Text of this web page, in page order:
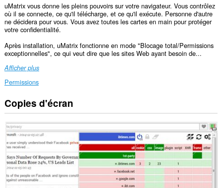
uMatrix vous donne les pleins pouvoirs sur votre navigateur. Vous contrôlez
où il se connecte, ce qu'il télécharge, et ce qu'il exécute. Personne d'autre
ne décidera pour vous. Vous avez toutes les cartes en main pour protéger
votre confidentialité.
Après installation, uMatrix fonctionne en mode "Blocage total/Permissions
exceptionnelles", ce qui veut dire que les sites Web ayant besoin de...
Afficher plus
Permissions
Cette
extension
accéder
à
vos
données
sur
tous
les
sites.
Copies d'écran